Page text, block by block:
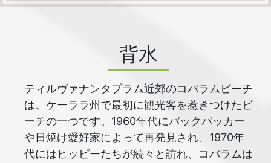
背水
ティルヴァナンタプラム近郊のコバラムビーチ
は、ケーララ州で最初に観光客を惹きつけたビ
ーチの一つです。1960年代にバックパッカー
や日焼け愛好家によって再発見され、1970年
代にはヒッピーたちが続々と訪れ、コバラムは